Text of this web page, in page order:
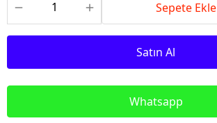
Sepete Ekle
Satın Al
Whatsapp